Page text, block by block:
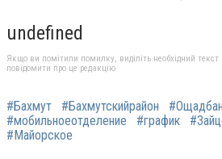
undefined
Якщо ви помітили помилку, виділіть необхідний текст
повідомити про це редакцію
#Бахмут #Бахмутскийрайон
#мобильноеотделение
#график
#Майорское